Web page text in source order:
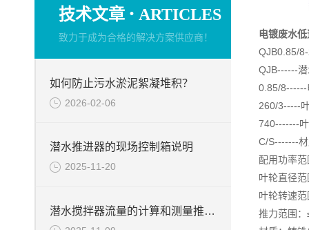
技术文章 · ARTICLES
致力于成为合格的解决方案供应商！
如何防止污水淤泥絮凝堆积？
2026-02-06
潜水推进器的现场控制箱说明
2025-11-20
潜水搅拌器流量的计算和测量推力的试验台介绍
电镀废水
QJB0.85/
QJB------
0.85/8------
260/3-----
740-------
C/S-------
配用功率
叶轮直径
叶轮转速
推力范围